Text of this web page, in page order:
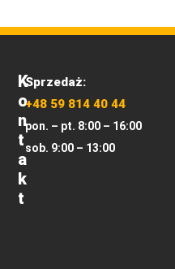
K
O
N
T
A
K
T
Sprzedaż:
+48 59 814 40 44
pon. – pt. 8:00 – 16:00
sob. 9:00 – 13:00